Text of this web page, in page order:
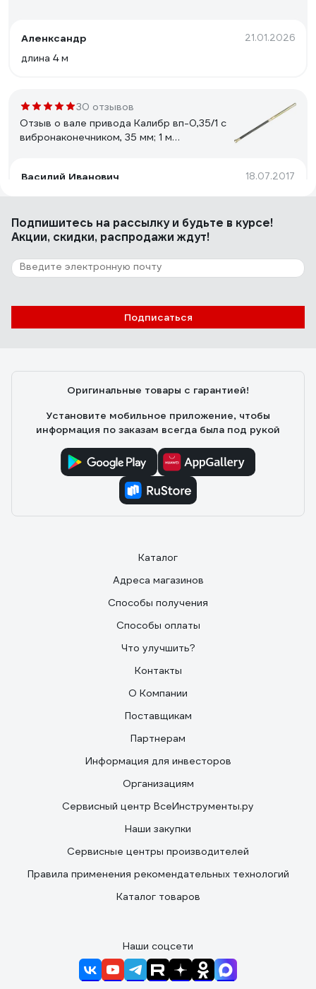
Аленксандр 21.01.2026
длина 4 м
30 отзывов
Отзыв о вале привода Калибр вп-0,35/1 с
вибронаконечником, 35 мм; 1 м
Василий Иванович
18.07.2017
Неубиваемая
6 отзывов
Отзыв о фрезе REDDIAMOND Premium
310x25.4 мм; количество лопастей 2
Подпишитесь на рассылкуи будьте в курсе!
Акции, скидки, распродажи ждут!
Подписаться
Оригинальные товары с гарантией!
Установите мобильное приложение, чтобы
информация по заказам всегда была под рукой
Каталог
Адреса магазинов
Способы получения
Способы оплаты
Что улучшить?
Контакты
О Компании
Поставщикам
Партнерам
Информация для инвесторов
Организациям
Сервисный центр ВсеИнструменты.ру
Наши закупки
Сервисные центры производителей
Правила применения рекомендательных технологий
Каталог товаров
Наши соцсети